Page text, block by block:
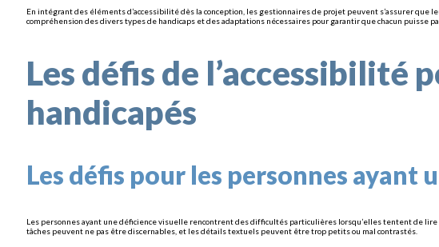
En intégrant des éléments d’accessibilité dès la conception, les gestionnaires de projet peuvent s’assurer
compréhension des divers types de handicaps et des adaptations nécessaires pour garantir que chacun puisse
Les défis de l’accessibilité
handicapés
Les défis pour les personnes ayant
Les personnes ayant une déficience visuelle rencontrent des difficultés particulières lorsqu’elles tentent de
tâches peuvent ne pas être discernables, et les détails textuels peuvent être trop petits ou mal contrastés.